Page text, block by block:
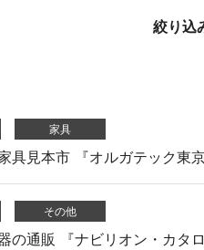
絞り込
家具
具見本市 『オルガテック東
その他
の通販 『ナビリオン・カタ